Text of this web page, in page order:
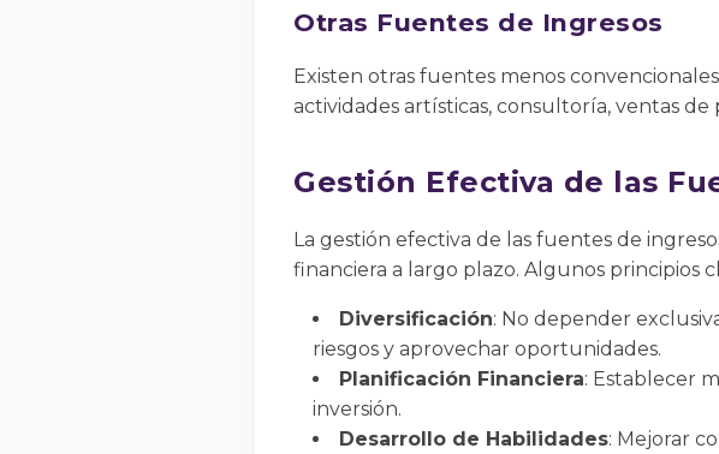
Otras Fuentes de Ingresos
Existen otras fuentes menos
actividades artísticas, consultoría, ventas
Gestión Efectiva de las
La gestión efectiva de las fuentes de
financiera a largo plazo. Algunos principios
Diversificación: No depender
riesgos y aprovechar oportunidades.
Planificación Financiera: Establecer
inversión.
Desarrollo de Habilidades: Mejorar